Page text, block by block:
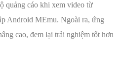
quảng cáo khi xem video từ
Android MEmu. Ngoài ra, ứng
cao, đem lại trải nghiệm tốt hơn